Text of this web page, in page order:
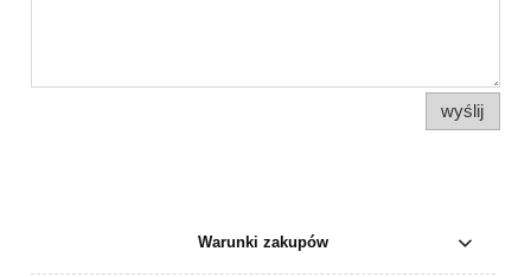
wyślij
Warunki zakupów